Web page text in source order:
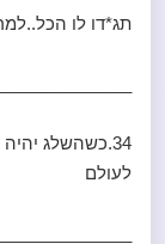
תג*דו לו
34.כשהשלג
לעולם